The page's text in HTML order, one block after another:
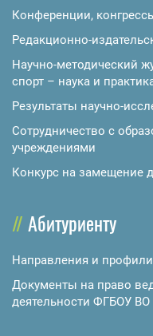
Конференции,
Редакционно-
Научно-методический
спорт – наука и
Результаты научно-
Сотрудничество с
учреждениями
Конкурс на замещение
Абитуриенту
Направления и
Документы на право
деятельности ФГБОУ